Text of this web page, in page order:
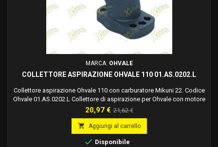
MARCA: OHVALE
COLLETTORE ASPIRAZIONE OHVALE 110 01.AS.0202.L
Collettore aspirazione Ohvale 110 con carburatore Mikuni 22. Codice
Ohvale 01.AS.0202.L Collettore di aspirazione per Ohvale con motore
110 cc 4t, compatibile con versione 4s e automatica.
Prezzo
20,97 € Prezzo
base
21,62 €
 Aggiungi al carrello
 Disponibile